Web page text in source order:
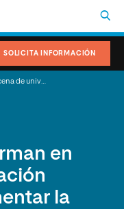
SOLICITA INFORMACIÓN
en
la